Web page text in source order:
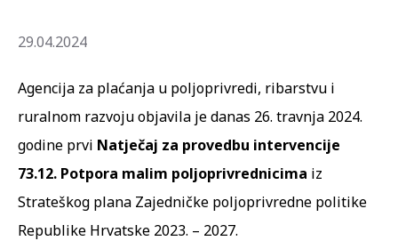
29.04.2024
Agencija za plaćanja u poljoprivredi, ribarstvu i
ruralnom razvoju objavila je danas 26. travnja 2024.
godine prvi Natječaj za provedbu intervencije
73.12. Potpora malim poljoprivrednicima iz
Strateškog plana Zajedničke poljoprivredne politike
Republike Hrvatske 2023. – 2027.